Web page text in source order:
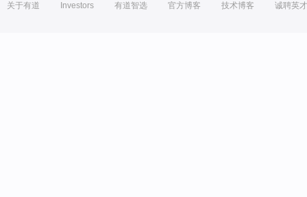
关于有道 Investors 有道智选 官方博客 技术博客 诚聘英才